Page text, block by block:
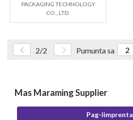
PACKAGING TECHNOLOGY
CO., LTD.
2/2 Pumunta sa
Mas Maraming Supplier
Pag-iimprenta